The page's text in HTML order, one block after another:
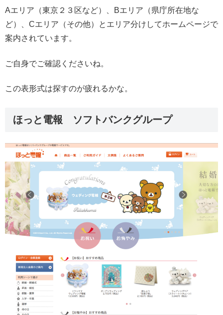
Aエリア（東京２３区など）、Bエリア（県庁所在地な
ど）、Cエリア（その他）とエリア分けしてホームページで
案内されています。
ご自身でご確認くださいね。
この表形式は探すのが疲れるかな。
ほっと電報 ソフトバンクグループ